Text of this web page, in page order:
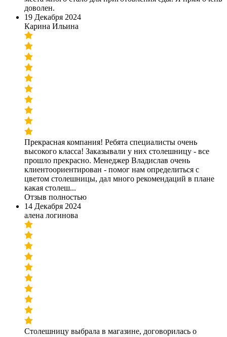
доволен.
19 Декабря 2024
Карина Ильина
Прекрасная компания! Ребята специалисты очень
высокого класса! Заказывали у них столешницу - все
прошло прекрасно. Менеджер Владислав очень
клиентоориентирован - помог нам определиться с
цветом столешницы, дал много рекомендаций в плане
какая столеш...
Отзыв полностью
14 Декабря 2024
алена логинова
Столешницу выбрала в магазине, договорилась о